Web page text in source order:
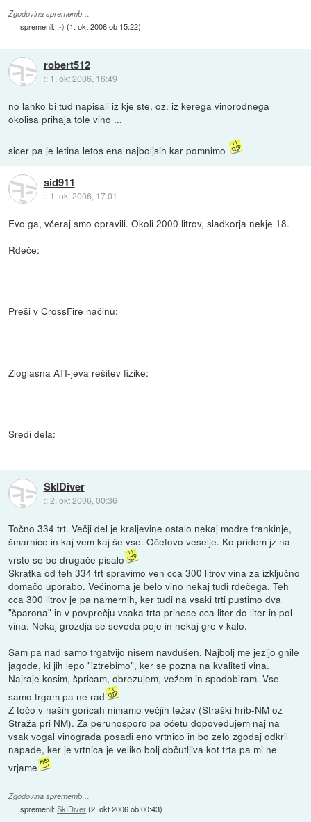
Zgodovina sprememb…
spremenil: ;-) (1. okt 2006 ob 15:22)
robert512
:: 1. okt 2006, 16:49
no lahko bi tud napisali iz kje ste, oz. iz kerega vinorodnega
okolisa prihaja tole vino ...
sicer pa je letina letos ena najboljsih kar pomnimo
sid911
:: 1. okt 2006, 17:01
Evo ga, včeraj smo opravili. Okoli 2000 litrov, sladkorja nekje 18.
Rdeče:
Preši v CrossFire načinu:
Zloglasna ATI-jeva rešitev fizike:
Sredi dela:
SkIDiver
::2. okt 2006, 00:36
Točno 334 trt. Večji del je kraljevine ostalo nekaj modre frankinje,
šmarnice in kaj vem kaj še vse. Očetovo veselje. Ko pridem jz na
vrsto se bo drugače pisalo
Skratka od teh 334 trt spravimo ven cca 300 litrov vina za izključno
domačo uporabo. Večinoma je belo vino nekaj tudi rdečega. Teh
cca 300 litrov je pa namernih, ker tudi na vsaki trti pustimo dva
"šparona" in v povprečju vsaka trta prinese cca liter do liter in pol
vina. Nekaj grozdja se seveda poje in nekaj gre v kalo.
Sam pa nad samo trgatvijo nisem navdušen. Najbolj me jezijo gnile
jagode, ki jih lepo "iztrebimo", ker se pozna na kvaliteti vina.
Najraje kosim, špricam, obrezujem, vežem in spodobiram. Vse
samo trgam pa ne rad
Z točo v naših goricah nimamo večjih težav (Straški hrib-NM oz
Straža pri NM). Za perunosporo pa očetu dopovedujem naj na
vsak vogal vinograda posadi eno vrtnico in bo zelo zgodaj odkril
napade, ker je vrtnica je veliko bolj občutljiva kot trta pa mi ne
vrjame
Zgodovina sprememb…
spremenil:SkIDiver(2. okt 2006 ob 00:43)